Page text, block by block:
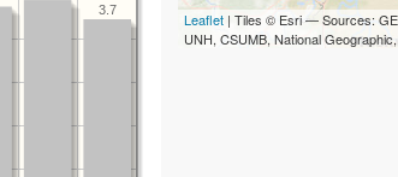
3.7
Leaflet | Tiles © Esri — Sources:
UNH, CSUMB, National